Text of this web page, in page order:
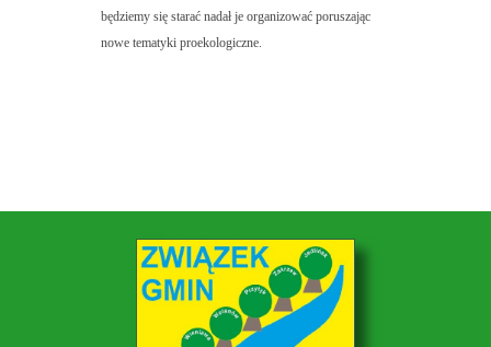
będziemy się starać nadał je organizować poruszając
nowe tematyki proekologiczne.